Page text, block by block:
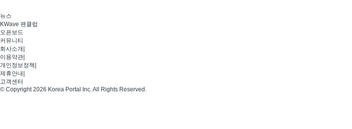
뉴스
KWave 팬클럽
오픈보드
커뮤니티
회사소개
이용약관
개인정보정책
제휴안내
고객센터
© Copyright 2026 Korea Portal Inc. All Rights Reserved.